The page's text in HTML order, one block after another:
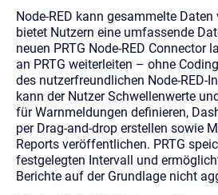
Node-RED kann gesammelte
bietet Nutzern eine umfassende
neuen PRTG Node-RED Connector
an PRTG weiterleiten – ohne
des nutzerfreundlichen Node-RED-
kann der Nutzer Schwellenwerte
für Warnmeldungen definieren,
per Drag-and-drop erstellen sowie
Reports veröffentlichen. PRTG
festgelegten Intervall und
Berichte auf der Grundlage nicht